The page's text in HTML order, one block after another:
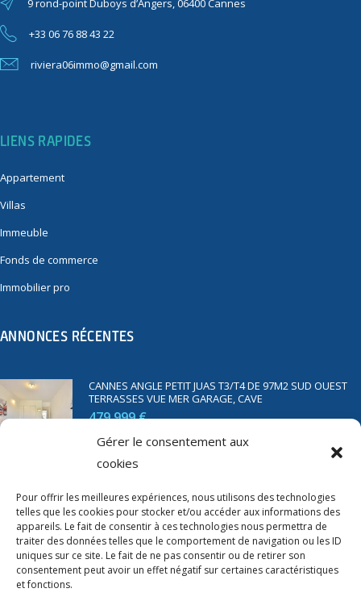
Gérer le consentement aux
cookies
Pour offrir les meilleures expériences, nous utilisons des technologies
telles que les cookies pour stocker et/ou accéder aux informations des
appareils. Le fait de consentir à ces technologies nous permettra de
traiter des données telles que le comportement de navigation ou les ID
uniques sur ce site. Le fait de ne pas consentir ou de retirer son
consentement peut avoir un effet négatif sur certaines caractéristiques
et fonctions.
9 rond-point Duboys d’Angers, 06400 Cannes
+33 06 76 88 43 22
riviera06immo@gmail.com
LIENS RAPIDES
Appartement
Villas
Immeuble
Fonds de commerce
Immobilier pro
ANNONCES RÉCENTES
CANNES ANGLE PETIT JUAS T3/T4 DE 97M2 SUD OUEST
TERRASSES VUE MER GARAGE, CAVE
479 999 €
TERRASSE PARKING
350 000 €